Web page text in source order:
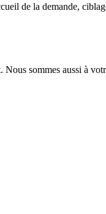
de la demande,
sommes aussi à